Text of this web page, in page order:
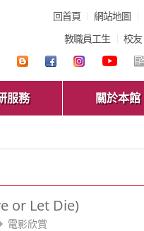
回首頁 網站地圖
教職員工生
校友
服務 關於本館
or Let Die)
電影欣賞